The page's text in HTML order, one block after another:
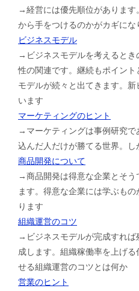
→経営には優先順位があります
から手をつけるのかがカギにな
ビジネスモデル
→ビジネスモデルを考えるとき
性の関連です。継続もポイン
モデルが続々と出てきます。
います
マーケティングのヒント
→マーケティングは事例研究で
込んだ人だけが勝てる世界。
商品開発について
→商品開発は得意な企業とそう
ます。得意な企業には学ぶも
ります
組織運営のコツ
→ビジネスモデルが完成すれば
成します。組織稼働率を上げ
せる組織運営のコツとは何か
営業のヒント